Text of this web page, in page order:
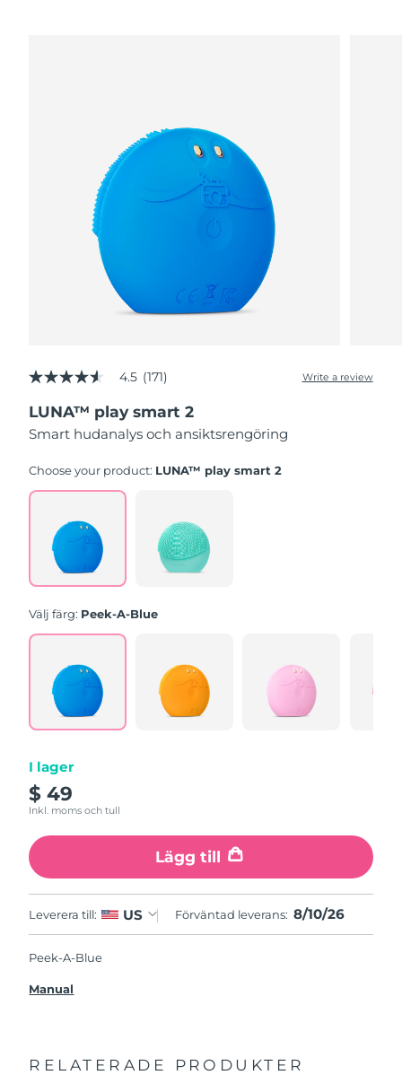
4.5
of
5
stars,
rating
Read
Reviews.
Same
page
link.
4.5 (171) Write a review
LUNA™ play smart 2
Smart hudanalys och ansiktsrengöring
Choose your product: LUNA™ play smart 2
Välj färg: Peek-A-Blue
I lager
$ 49
Inkl. moms och tull
Lägg till
Leverera till: US Förväntad leverans: 8/10/26
Peek-A-Blue
Manual
RELATERADE PRODUKTER